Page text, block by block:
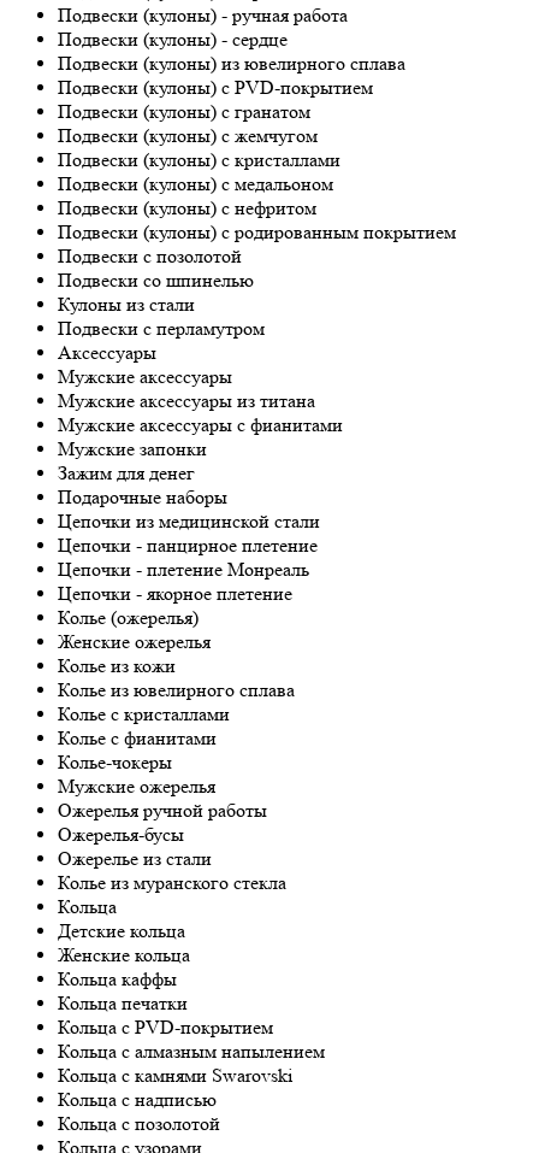
Подвески (кулоны) - ручная работа
Подвески (кулоны) - сердце
Подвески (кулоны) из ювелирного сплава
Подвески (кулоны) с PVD-покрытием
Подвески (кулоны) с гранатом
Подвески (кулоны) с жемчугом
Подвески (кулоны) с кристаллами
Подвески (кулоны) с медальоном
Подвески (кулоны) с нефритом
Подвески (кулоны) с родированным покрытием
Подвески с позолотой
Подвески со шпинелью
Кулоны из стали
Подвески с перламутром
Аксессуары
Мужские аксессуары
Мужские аксессуары из титана
Мужские аксессуары с фианитами
Мужские запонки
Зажим для денег
Подарочные наборы
Цепочки из медицинской стали
Цепочки - панцирное плетение
Цепочки - плетение Монреаль
Цепочки - якорное плетение
Колье (ожерелья)
Женские ожерелья
Колье из кожи
Колье из ювелирного сплава
Колье с кристаллами
Колье с фианитами
Колье-чокеры
Мужские ожерелья
Ожерелья ручной работы
Ожерелья-бусы
Ожерелье из стали
Колье из муранского стекла
Кольца
Детские кольца
Женские кольца
Кольца каффы
Кольца печатки
Кольца с PVD-покрытием
Кольца с алмазным напылением
Кольца с камнями Swarovski
Кольца с надписью
Кольца с позолотой
Кольца с узорами